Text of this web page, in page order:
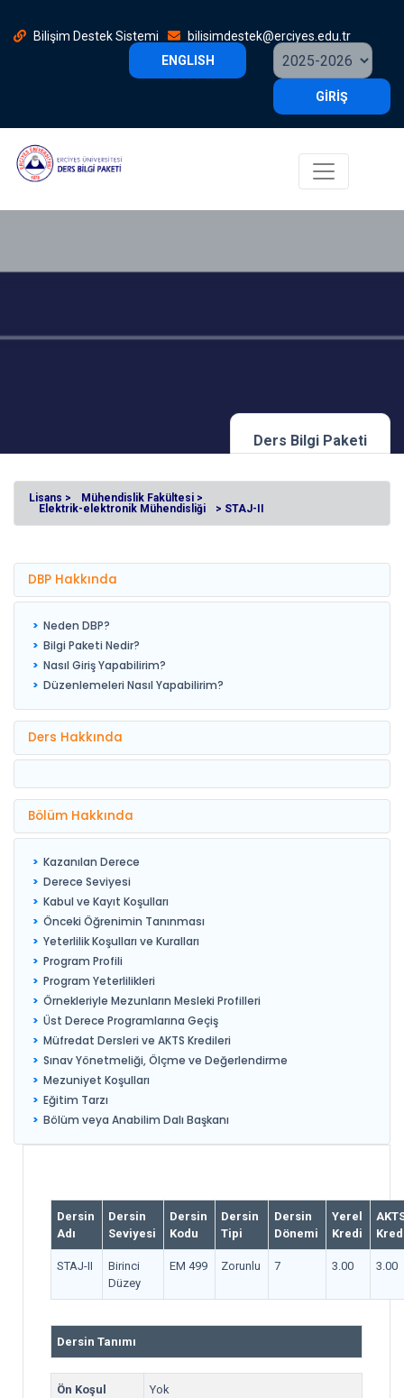
Bilişim Destek Sistemi
bilisimdestek@erciyes.edu.tr
ENGLISH
GİRİŞ
Ders Bilgi Paketi
Lisans >
Mühendislik Fakültesi >
Elektrik-elektronik Mühendisliği
> STAJ-II
DBP Hakkında
Neden DBP?
Bilgi Paketi Nedir?
Nasıl Giriş Yapabilirim?
Düzenlemeleri Nasıl Yapabilirim?
Ders Hakkında
Bölüm Hakkında
Kazanılan Derece
Derece Seviyesi
Kabul ve Kayıt Koşulları
Önceki Öğrenimin Tanınması
Yeterlilik Koşulları ve Kuralları
Program Profili
Program Yeterlilikleri
Örnekleriyle Mezunların Mesleki Profilleri
Üst Derece Programlarına Geçiş
Müfredat Dersleri ve AKTS Kredileri
Sınav Yönetmeliği, Ölçme ve Değerlendirme
Mezuniyet Koşulları
Eğitim Tarzı
Bölüm veya Anabilim Dalı Başkanı
Dersin
Adı
Dersin
Seviyesi
Dersin
Kodu
Dersin
Tipi
Dersin
Dönemi
Yerel
Kredi
STAJ-II
Birinci
Düzey
EM 499 Zorunlu 7 3.00 3.00
Dersin Tanımı
Ön Koşul
Yok